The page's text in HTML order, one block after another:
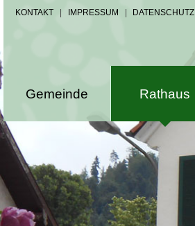
KONTAKT IMPRESSUM DATENSCHUTZ
Gemeinde Rathaus